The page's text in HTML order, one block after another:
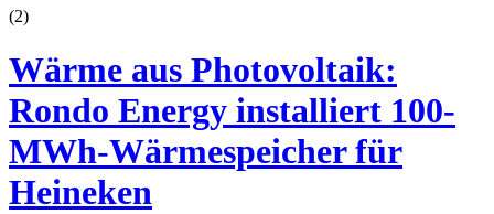
(2)
Wärme aus Photovoltaik:
Rondo Energy installiert 100-
MWh-Wärmespeicher für
Heineken